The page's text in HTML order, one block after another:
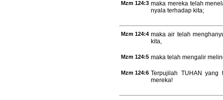
Mzm 124:3 maka mereka telah
nyala terhadap kita;
Mzm 124:4 maka air telah
kita,
Mzm 124:5 maka telah mengalir
Mzm 124:6 Terpujilah TUHAN
mereka!